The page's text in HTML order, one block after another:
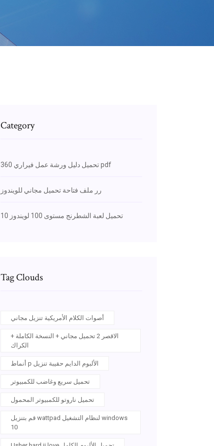
Category
تحميل دليل ورشة عمل فيراري 360 pdf
رر ملف فتاحة تحميل مجاني للويندوز
تحميل لعبة الشطرنج مستوى 100 لويندوز 10
Tag Clouds
أصوات الكلام الأمريكية تنزيل مجاني
الاقصر 2 تحميل مجاني + النسخة الكاملة +
الكراك
أنماط p الألبوم الدايم حقيبة تنزيل
تحميل سريع وغاضب للكمبيوتر
تحميل ناروتو للكمبيوتر المحمول
قم بتنزيل wattpad لنظام التشغيل windows
10